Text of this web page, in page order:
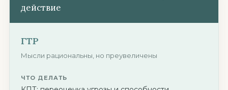
действие
ГТР
Мысли рациональны, но преувеличены
ЧТО ДЕЛАТЬ